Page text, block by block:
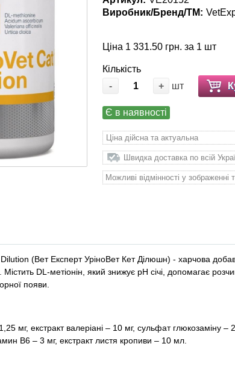
Виробник/Бренд/ТМ:
Ціна 1 331.50 грн. за 1 шт
Кількість
-
+ шт
Є в наявності
Ціна дійсна та актуальна
Швидка доставка по всій
Можливі відмінності у зображенні
(Вет Експерт УріноВет Кет Ділюшн) - харчова
Містить DL-метіонін, який знижує рН січі, допомагає
появи.
мг, екстракт валеріані – 10 мг, сульфат глюкозаміну –
В6 – 3 мг, екстракт листя кропиви – 10 мл.